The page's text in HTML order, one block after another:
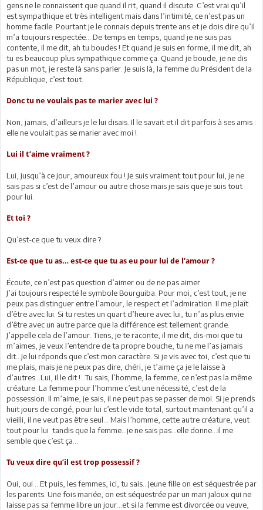
gens ne le connaissent que quand il rit, quand il discute. C’est vrai qu’il
est sympathique et très intelligent mais dans l’intimité, ce n’est pas un
homme facile. Pourtant je le connais depuis trente ans et je dois dire qu’il
m’a toujours respectée... De temps en temps, quand je ne suis pas
contente, il me dit, ah tu boudes ! Et quand je suis en forme, il me dit, ah
tu es beaucoup plus sympathique comme ça. Quand je boude, je ne dis
pas un mot, je reste là sans parler. Je suis là, la femme du Président de la
République, c’est tout.
Donc tu ne voulais pas te marier avec lui ?
Non, jamais, d’ailleurs je le lui disais. Il le savait et il dit parfois à ses amis :
elle ne voulait pas se marier avec moi !
Lui il t’aime vraiment ?
Lui, jusqu’à ce jour, amoureux fou ! Je suis vraiment tout pour lui, je ne
sais pas si c’est de l’amour ou autre chose mais je sais que je suis tout
pour lui.
Et toi ?
Qu’est-ce que tu veux dire ?
Est-ce que tu as… est-ce que tu as eu pour lui de l’amour ?
Écoute, ce n’est pas question d’aimer ou de ne pas aimer.
J’ai toujours respecté le symbole Bourguiba. Pour moi, c’est tout, je ne
peux pas distinguer entre l’amour, le respect et l’admiration. Il me plaît
d’être avec lui. Si tu restes un quart d’heure avec lui, tu n’as plus envie
d’être avec un autre parce que la différence est tellement grande.
J’appelle cela de l’amour. Tiens, je te raconte, il me dit, dis-moi que tu
m’aimes, je veux l’entendre de ta propre bouche, tu ne me l’as jamais
dit…Je lui réponds que c’est mon caractère. Si je vis avec toi, c’est que tu
me plais, mais je ne peux pas dire, chéri, je t’aime ça je le laisse à
d’autres…Lui, il le dit !…Tu sais, l’homme, la femme, ce n’est pas la même
créature. La femme pour l’homme c’est une nécessité, c’est de la
possession. Il m’aime, je sais, il ne peut pas se passer de moi. Si je prends
huit jours de congé, pour lui c’est le vide total, surtout maintenant qu’il a
vieilli, il ne veut pas être seul… Mais l’homme, cette autre créature, veut
tout pour lui tandis que la femme…je ne sais pas…elle donne…il me
semble que c’est ça…
Tu veux dire qu’il est trop possessif ?
Oui, oui …Et puis, les femmes, ici, tu sais…Jeune fille on est séquestrée par
les parents. Une fois mariée, on est séquestrée par un mari jaloux qui ne
laisse pas sa femme libre un jour…et si la femme est divorcée ou veuve,